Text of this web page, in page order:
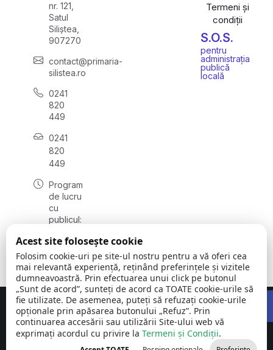
nr. 121,
Satul
Siliștea,
907270
contact@primaria-
silistea.ro
0241
820
449
0241
820
449
Program
de lucru
cu
publicul:
vineri
08:00 –
16:00
Termeni și
condiții
S.O.S.
pentru
administrația
publică
locală
Comuna Siliștea©
2026
Toate
drepturile
Concept realizat deBig Media Relații Publice SRL
Acest site folosește cookie
Folosim cookie-uri pe site-ul nostru pentru a vă oferi cea
mai relevantă experiență, reținând preferințele și vizitele
dumneavoastră. Prin efectuarea unui click pe butonul
„Sunt de acord”, sunteți de acord ca TOATE cookie-urile să
fie utilizate. De asemenea, puteți să refuzați cookie-urile
opționale prin apăsarea butonului „Refuz”. Prin
continuarea accesării sau utilizării Site-ului web vă
exprimați acordul cu privire la Termeni și Condiții.